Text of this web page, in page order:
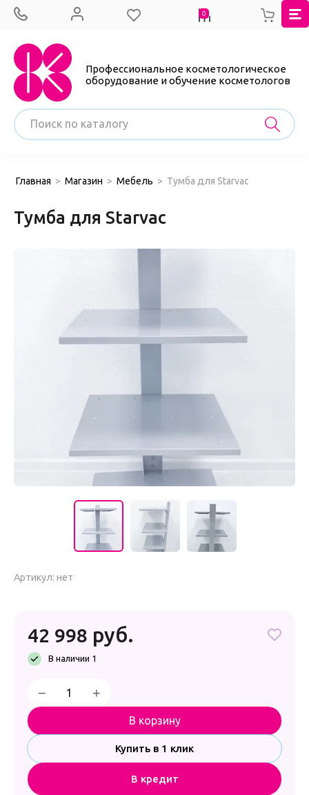
0
Профессиональное косметологическое
оборудование и обучение косметологов
Главная > Магазин > Мебель > Тумба для Starvac
Тумба для Starvac
Артикул: нет
42 998 руб.
В наличии 1
− +
В корзину
Купить в 1 клик
В кредит